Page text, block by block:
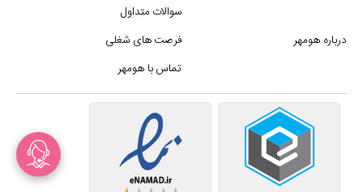
درباره هومهر
سوالات متداول
فرصت های شغلی
تماس با هومهر
شوینده های پوست خشک